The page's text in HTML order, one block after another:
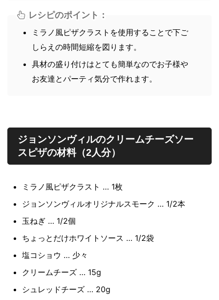
レシピのポイント：
ミラノ風ピザクラストを使用することで下ご
しらえの時間短縮を図ります。
具材の盛り付けはとても簡単なのでお子様や
お友達とパーティ気分で作れます。
ジョンソンヴィルのクリームチーズソー
スピザの材料（2人分）
ミラノ風ピザクラスト … 1枚
ジョンソンヴィルオリジナルスモーク … 1/2本
玉ねぎ … 1/2個
ちょっとだけホワイトソース … 1/2袋
塩コショウ … 少々
クリームチーズ … 15g
シュレッドチーズ … 20g